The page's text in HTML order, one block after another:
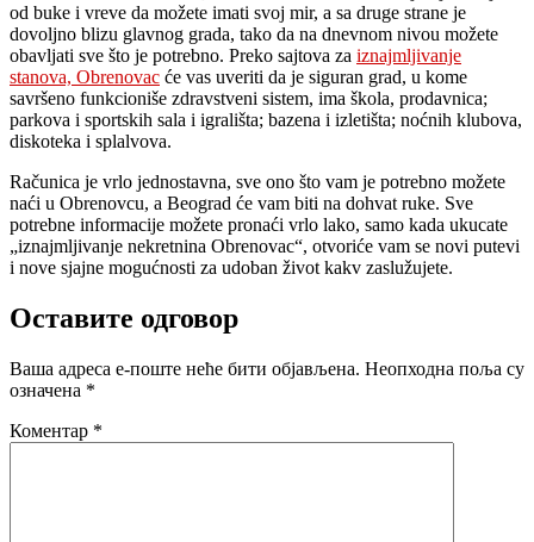
od buke i vreve da možete imati svoj mir, a sa druge strane je
dovoljno blizu glavnog grada, tako da na dnevnom nivou možete
obavljati sve što je potrebno. Preko sajtova za iznajmljivanje
stanova, Obrenovac će vas uveriti da je siguran grad, u kome
savršeno funkcioniše zdravstveni sistem, ima škola, prodavnica;
parkova i sportskih sala i igrališta; bazena i izletišta; noćnih klubova,
diskoteka i splalvova.
Računica je vrlo jednostavna, sve ono što vam je potrebno možete
naći u Obrenovcu, a Beograd će vam biti na dohvat ruke. Sve
potrebne informacije možete pronaći vrlo lako, samo kada ukucate
„iznajmljivanje nekretnina Obrenovac“, otvoriće vam se novi putevi
i nove sjajne mogućnosti za udoban život kakv zaslužujete.
Оставите одговор
Ваша адреса е-поште неће бити објављена. Неопходна поља су
означена *
Коментар *